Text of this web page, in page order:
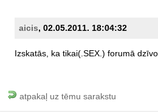
aicis, 02.05.2011. 18:04:32
Izskatās, ka tikai(.SEX.) forumā dzīvo.
atpakaļ uz tēmu sarakstu